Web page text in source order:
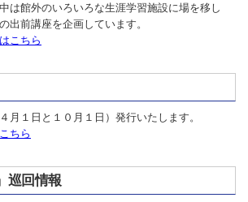
は館外のいろいろな生涯学習施設に場を移し
出前講座を企画しています。
こちら
月１日と１０月１日）発行いたします。
ちら
巡回情報